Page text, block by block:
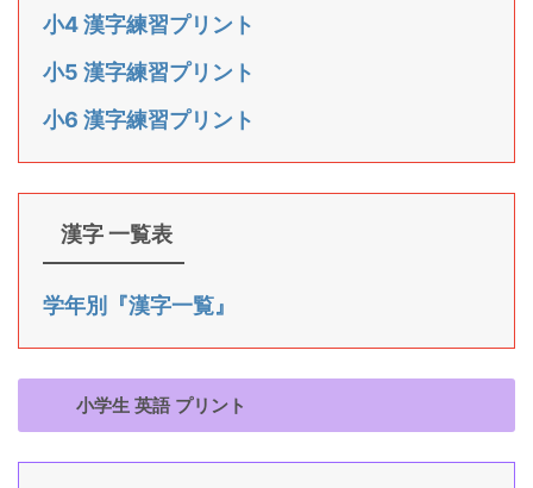
小4 漢字練習プリント
小5 漢字練習プリント
小6 漢字練習プリント
漢字 一覧表
学年別『漢字一覧』
小学生 英語 プリント